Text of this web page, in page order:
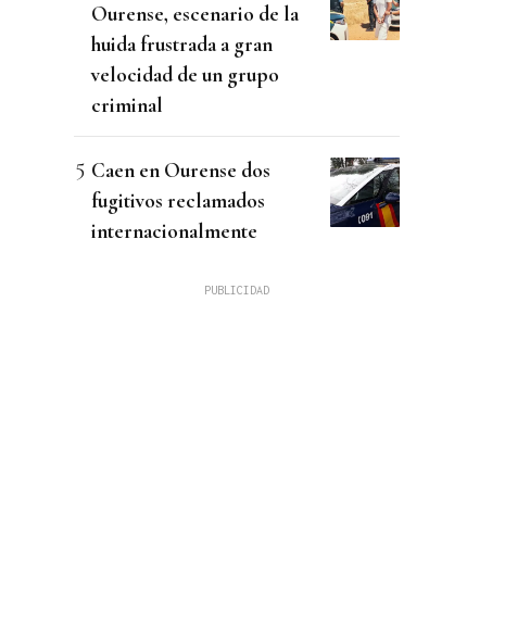
Ourense, escenario de la
huida frustrada a gran
velocidad de un grupo
criminal
Caen en Ourense dos
fugitivos reclamados
internacionalmente